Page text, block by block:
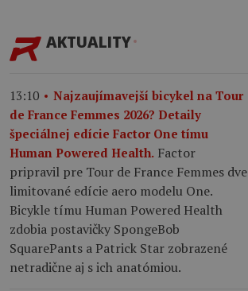
AKTUALITY
13:10
Najzaujímavejší bicykel na Tour
de France Femmes 2026? Detaily
špeciálnej edície Factor One tímu
Human Powered Health. Factor
pripravil pre Tour de France Femmes dve
limitované edície aero modelu One.
Bicykle tímu Human Powered Health
zdobia postavičky SpongeBob
SquarePants a Patrick Star zobrazené
netradične aj s ich anatómiou.